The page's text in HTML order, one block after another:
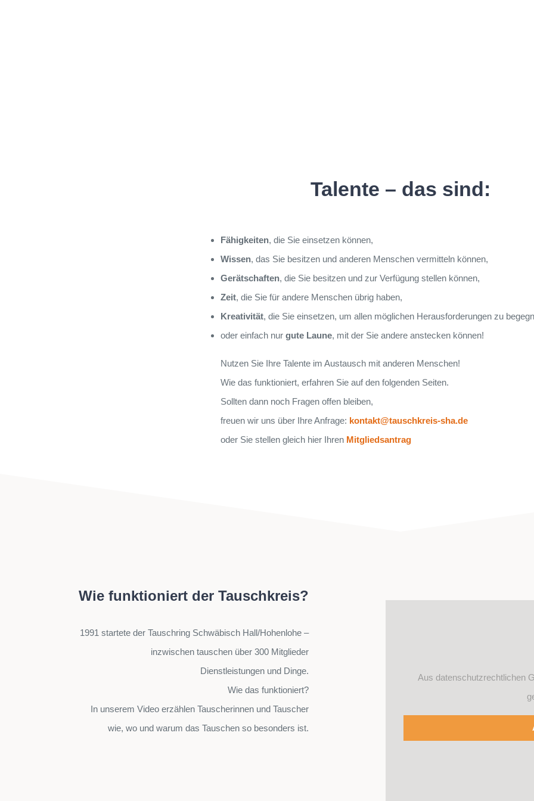
Talente – das sind:
Fähigkeiten, die Sie einsetzen können,
Wissen, das Sie besitzen und anderen Menschen vermitteln können,
Gerätschaften, die Sie besitzen und zur Verfügung stellen können,
Zeit, die Sie für andere Menschen übrig haben,
Kreativität, die Sie einsetzen, um allen möglichen Herausforderungen zu
oder einfach nur gute Laune, mit der Sie andere anstecken können!
Nutzen Sie Ihre Talente im Austausch mit anderen Menschen!
Wie das funktioniert, erfahren Sie auf den folgenden Seiten.
Sollten dann noch Fragen offen bleiben,
freuen wir uns über Ihre Anfrage: kontakt@tauschkreis-sha.de
oder Sie stellen gleich hier Ihren Mitgliedsantrag
Wie funktioniert der Tauschkreis?
1991 startete der Tauschring Schwäbisch Hall/Hohenlohe –
inzwischen tauschen über 300 Mitglieder
Dienstleistungen und Dinge.
Wie das funktioniert?
In unserem Video erzählen Tauscherinnen und Tauscher
wie, wo und warum das Tauschen so besonders ist.
Aus datenschutzrechtlichen